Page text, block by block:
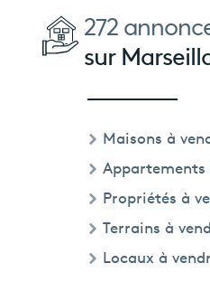
272
sur
Maisons à
Appartements
Propriétés à
Terrains à
Locaux à